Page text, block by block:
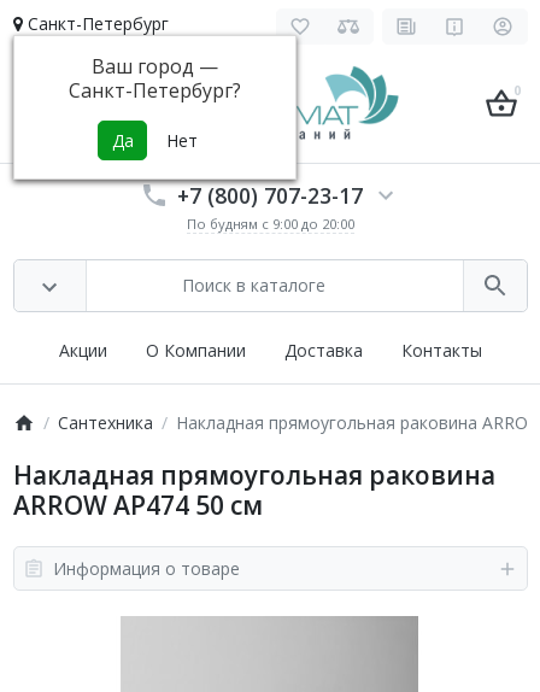
Санкт-Петербург
Ваш город —
Санкт-Петербург? 0
+7 (800) 707-23-17
По будням с 9:00 до 20:00
Акции О Компании Доставка Контакты
Сантехника Накладная прямоугольная раковина
Накладная прямоугольная раковина
ARROW AP474 50 см
Информация о товаре